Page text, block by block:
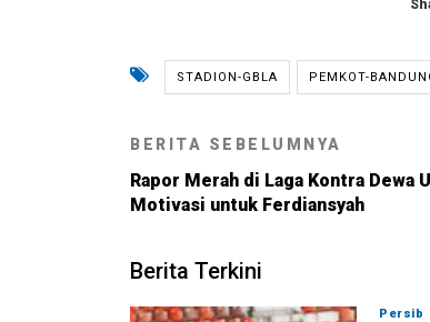
STADION-GBLA PEMKOT-
BERITA SEBELUMNYA
Rapor Merah di Laga Kontra Dewa
Motivasi untuk Ferdiansyah
Berita Terkini
Persib